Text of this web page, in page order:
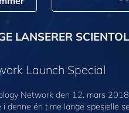
LANSERER
Launch Special
Network den 12. mars
denne én time lange spesielle